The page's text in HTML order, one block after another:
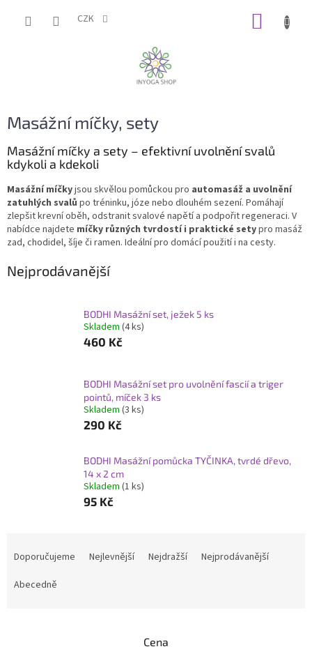
CZK
Masážní míčky, sety
Masážní míčky a sety – efektivní uvolnění svalů
kdykoli a kdekoli
Masážní míčkyjsou skvělou pomůckou pro automasáž a uvolnění
zatuhlých svalů po tréninku, józe nebo dlouhém sezení. Pomáhají
zlepšit krevní oběh, odstranit svalové napětí a podpořit regeneraci. V
nabídce najdete míčky různých tvrdostí i praktické setypro masáž
zad, chodidel, šíje či ramen. Ideální pro domácí použití i na cesty.
Nejprodávanější
BODHI Masážní set, ježek 5 ks
Skladem (4 ks)
460 Kč
BODHI Masážní set pro uvolnění fascií a triger
pointů, míček 3 ks
Skladem (3 ks)
290 Kč
BODHI Masážní pomůcka TYČINKA, tvrdé dřevo,
14 x 2 cm
Skladem (1 ks)
95 Kč
Doporučujeme Nejlevnější Nejdražší
Nejprodávanější
Abecedně
Cena